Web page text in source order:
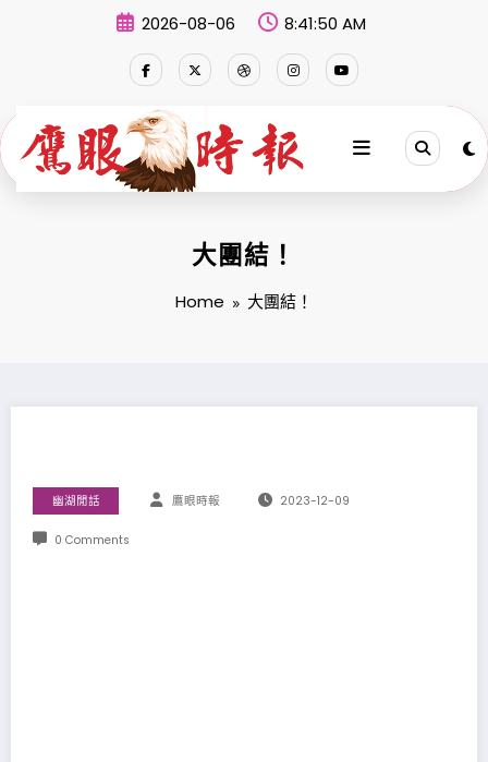
2026-08-06 8:41:51 AM
大團結！
Home 大團結！
幽湖閒話 鷹眼時報 2023-12-09
0 Comments